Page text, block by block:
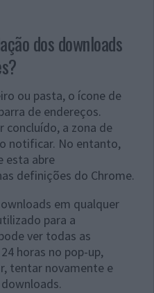
dos downloads
ou pasta, o ícone de
de endereços.
concluído, a zona de
notificar. No entanto,
esta abre
definições do Chrome.
em qualquer
para a
ver todas as
horas no pop-up,
tentar novamente e